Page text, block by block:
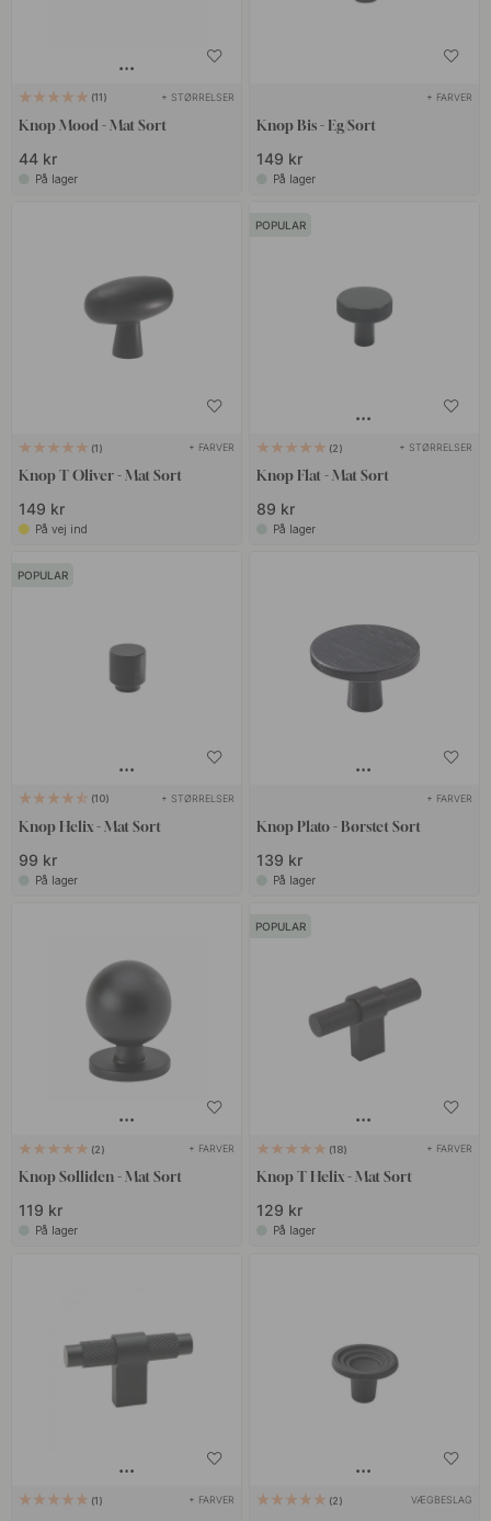
11 + STØRRELSER
Knop Mood - Mat Sort
44 kr
På lager
+ FARVER
Knop Bis - Eg/Sort
149 kr
På lager
1 + FARVER
Knop T Oliver - Mat Sort
149 kr
På vej ind
POPULAR
2 + STØRRELSER
Knop Flat - Mat Sort
89 kr
På lager
POPULAR
10 + STØRRELSER
Knop Helix - Mat Sort
99 kr
På lager
+ FARVER
Knop Plato - Børstet Sort
139 kr
På lager
2 + FARVER
Knop Solliden - Mat Sort
119 kr
På lager
POPULAR
18 + FARVER
Knop T Helix - Mat Sort
129 kr
På lager
1 + FARVER 2 VÆGBESLAG